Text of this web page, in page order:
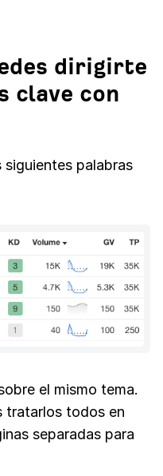
dirigirte
clave con
siguientes palabras
el mismo tema.
tratarlos todos en
separadas para